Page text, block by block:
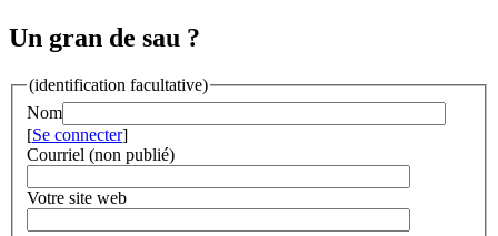
Un gran de sau ?
(identification facultative)
Nom
[Se connecter]
Courriel (non publié)
Votre site web